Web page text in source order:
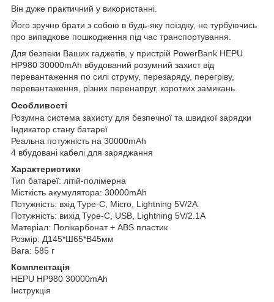
Він дуже практичний у використанні.
Його зручно брати з собою в будь-яку поїздку, не турбуючись
про випадкове пошкодження під час транспортування.
Для безпеки Ваших гаджетів, у пристрій PowerBank HEPU
HP980 30000mAh вбудований розумний захист від
перевантаження по силі струму, перезаряду, перегріву,
перевантаження, різних перенапруг, коротких замикань.
Особливості
Розумна система захисту для безпечної та швидкої зарядки
Індикатор стану батареї
Реальна потужність на 30000mAh
4 вбудовані кабелі для заряджання
Характеристики
Тип батареї: літій-полімерна
Місткість акумулятора: 30000mAh
Потужність: вхід Type-C, Micro, Lightning 5V/2А
Потужність: вихід Type-C, USB, Lightning 5V/2.1А
Матеріал: Полікарбонат + ABS пластик
Розмір: Д145*Ш65*В45мм
Вага: 585 г
Комплектація
HEPU HP980 30000mAh
Інструкція